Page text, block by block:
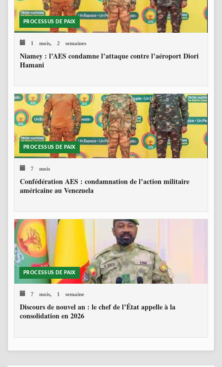
PROCESSUS DE PAIX
1 mois, 2 semaines
Niamey : l’AES condamne l’attaque contre l’aéroport Diori
Hamani
PROCESSUS DE PAIX
7 mois
Confédération AES : condamnation de l’action militaire
américaine au Venezuela
PROCESSUS DE PAIX
7 mois, 1 semaine
Discours de nouvel an : le chef de l’État appelle à la
consolidation en 2026